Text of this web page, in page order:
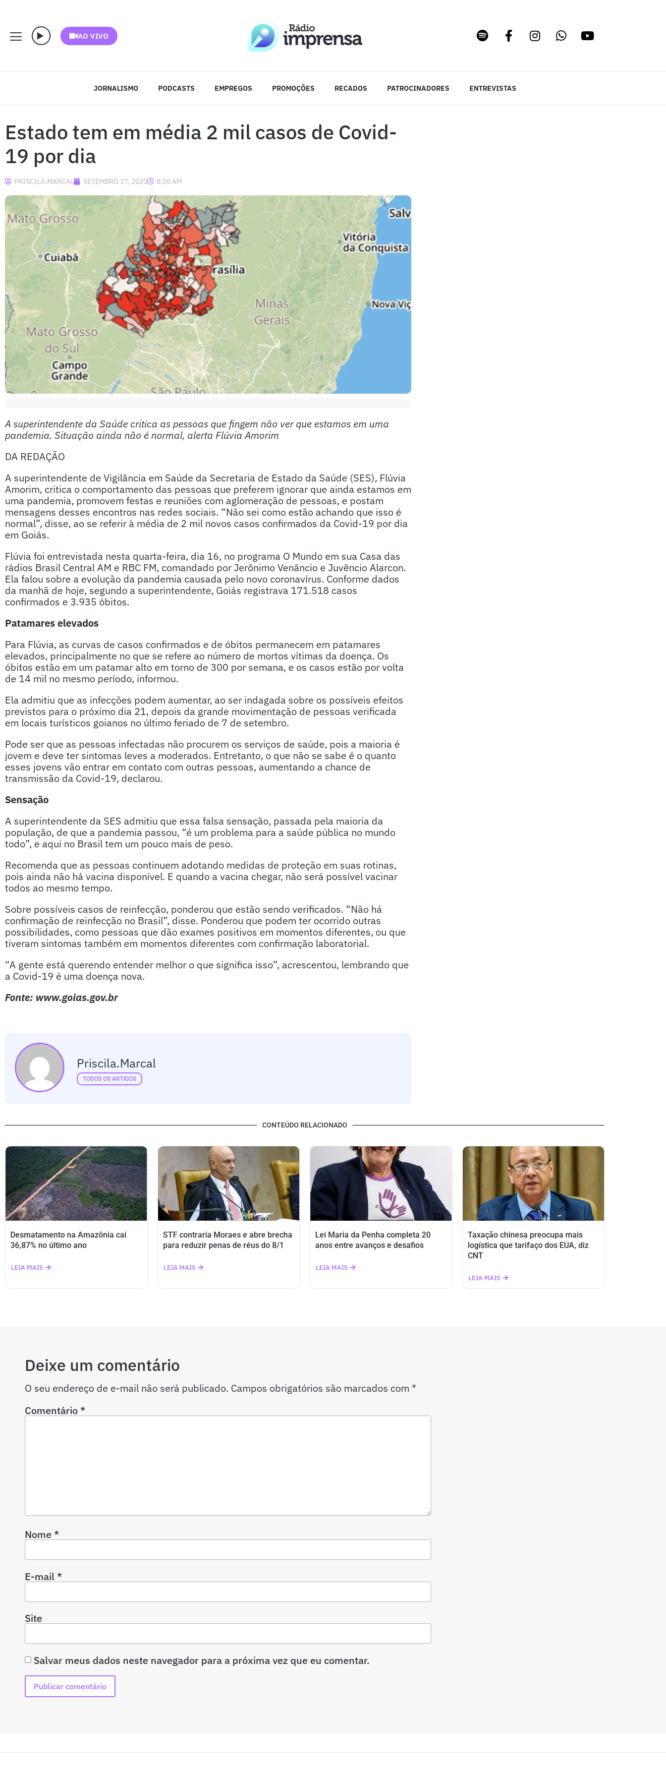
AO VIVO
JORNALISMO PODCASTS EMPREGOS PROMOÇÕES RECADOS PATROCINADORES ENTREVISTAS
Estado tem em média 2 mil casos de Covid-
19 por dia
PRISCILA.MARCAL SETEMBRO 17, 2020 8:20 AM
A superintendente da Saúde critica as pessoas que fingem não ver que estamos em uma
pandemia. Situação ainda não é normal, alerta Flúvia Amorim
DA REDAÇÃO
A superintendente de Vigilância em Saúde da Secretaria de Estado da Saúde (SES), Flúvia
Amorim, critica o comportamento das pessoas que preferem ignorar que ainda estamos em
uma pandemia, promovem festas e reuniões com aglomeração de pessoas, e postam
mensagens desses encontros nas redes sociais. “Não sei como estão achando que isso é
normal”, disse, ao se referir à média de 2 mil novos casos confirmados da Covid-19 por dia
em Goiás.
Flúvia foi entrevistada nesta quarta-feira, dia 16, no programa O Mundo em sua Casa das
rádios Brasil Central AM e RBC FM, comandado por Jerônimo Venâncio e Juvêncio Alarcon.
Ela falou sobre a evolução da pandemia causada pelo novo coronavírus. Conforme dados
da manhã de hoje, segundo a superintendente, Goiás registrava 171.518 casos
confirmados e 3.935 óbitos.
Patamares elevados
Para Flúvia, as curvas de casos confirmados e de óbitos permanecem em patamares
elevados, principalmente no que se refere ao número de mortos vítimas da doença. Os
óbitos estão em um patamar alto em torno de 300 por semana, e os casos estão por volta
de 14 mil no mesmo período, informou.
Ela admitiu que as infecções podem aumentar, ao ser indagada sobre os possíveis efeitos
previstos para o próximo dia 21, depois da grande movimentação de pessoas verificada
em locais turísticos goianos no último feriado de 7 de setembro.
Pode ser que as pessoas infectadas não procurem os serviços de saúde, pois a maioria é
jovem e deve ter sintomas leves a moderados. Entretanto, o que não se sabe é o quanto
esses jovens vão entrar em contato com outras pessoas, aumentando a chance de
transmissão da Covid-19, declarou.
Sensação
A superintendente da SES admitiu que essa falsa sensação, passada pela maioria da
população, de que a pandemia passou, “é um problema para a saúde pública no mundo
todo”, e aqui no Brasil tem um pouco mais de peso.
Recomenda que as pessoas continuem adotando medidas de proteção em suas rotinas,
pois ainda não há vacina disponível. E quando a vacina chegar, não será possível vacinar
todos ao mesmo tempo.
Sobre possíveis casos de reinfecção, ponderou que estão sendo verificados. “Não há
confirmação de reinfecção no Brasil”, disse. Ponderou que podem ter ocorrido outras
possibilidades, como pessoas que dão exames positivos em momentos diferentes, ou que
tiveram sintomas também em momentos diferentes com confirmação laboratorial.
“A gente está querendo entender melhor o que significa isso”, acrescentou, lembrando que
a Covid-19 é uma doença nova.
Fonte: www.goias.gov.br
Priscila.marcal
TODOS OS ARTIGOS
CONTEÚDO RELACIONADO
Desmatamento na Amazônia cai
36,87% no último ano
LEIA MAIS
STF contraria Moraes e abre brecha
para reduzir penas de réus do 8/1
LEIA MAIS
Lei Maria da Penha completa 20
anos entre avanços e desafios
LEIA MAIS
Taxação chinesa preocupa mais
logística que tarifaço dos EUA, diz
CNT
LEIA MAIS
Deixe um comentário
O seu endereço de e-mail não será publicado. Campos obrigatórios são marcados com *
Comentário*
Nome*
E-mail*
Site
Salvar meus dados neste navegador para a próxima vez que eu comentar.